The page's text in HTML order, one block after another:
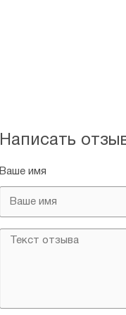
Написать
Ваше имя